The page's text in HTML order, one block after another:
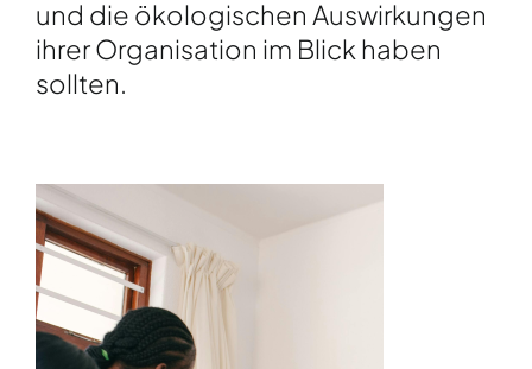
und die ökologischen Auswirkungen
ihrer Organisation im Blick haben
sollten.